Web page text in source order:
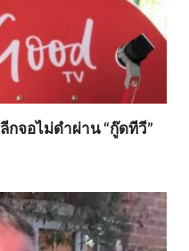
กจอไม่ดำผ่าน “กู๊ดทีวี”